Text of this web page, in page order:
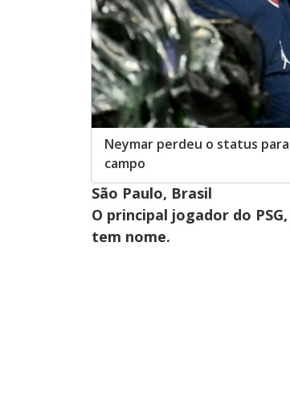
Neymar perdeu o status
campo
São Paulo, Brasil
O principal jogador do
tem nome.